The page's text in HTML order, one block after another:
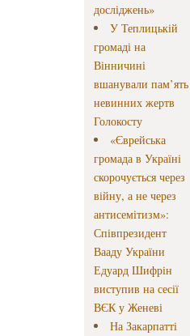
досліджень»
У Теплицькій
громаді на
Вінничині
вшанували пам’ять
невинних жертв
Голокосту
«Єврейська
громада в Україні
скорочується через
війну, а не через
антисемітизм»:
Співпрезидент
Вааду України
Едуард Шифрін
виступив на сесії
ВЄК у Женеві
На Закарпатті